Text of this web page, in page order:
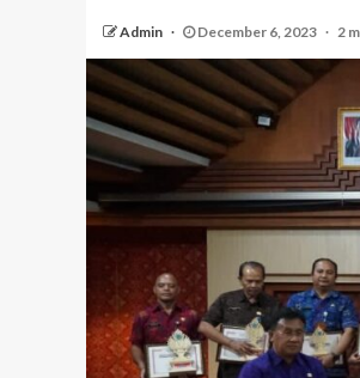
Admin December 6, 2023 2